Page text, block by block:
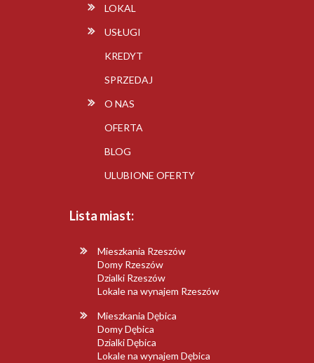
LOKAL
USŁUGI
KREDYT
SPRZEDAJ
O NAS
OFERTA
BLOG
ULUBIONE OFERTY
Lista miast:
Mieszkania Rzeszów
Domy Rzeszów
Dzialki Rzeszów
Lokale na wynajem Rzeszów
Mieszkania Dębica
Domy Dębica
Dzialki Dębica
Lokale na wynajem Dębica